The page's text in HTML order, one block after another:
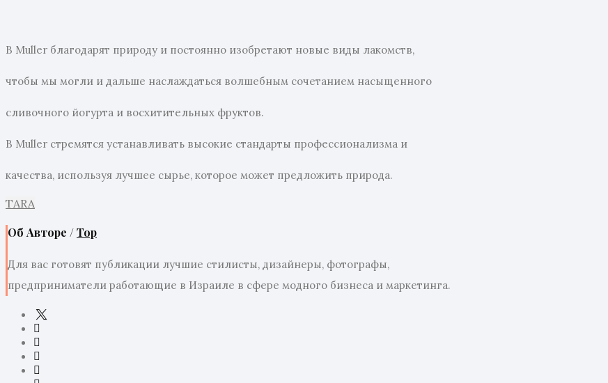
В Muller благодарят природу и постоянно изобретают новые виды лакомств,
чтобы мы могли и дальше наслаждаться волшебным сочетанием насыщенного
сливочного йогурта и восхитительных фруктов.
В Muller стремятся устанавливать высокие стандарты профессионализма и
качества, используя лучшее сырье, которое может предложить природа.
TARA
Об Авторе /Top
Для вас готовят публикации лучшие стилисты, дизайнеры, фотографы,
предприниматели работающие в Израиле в сфере модного бизнеса и маркетинга.